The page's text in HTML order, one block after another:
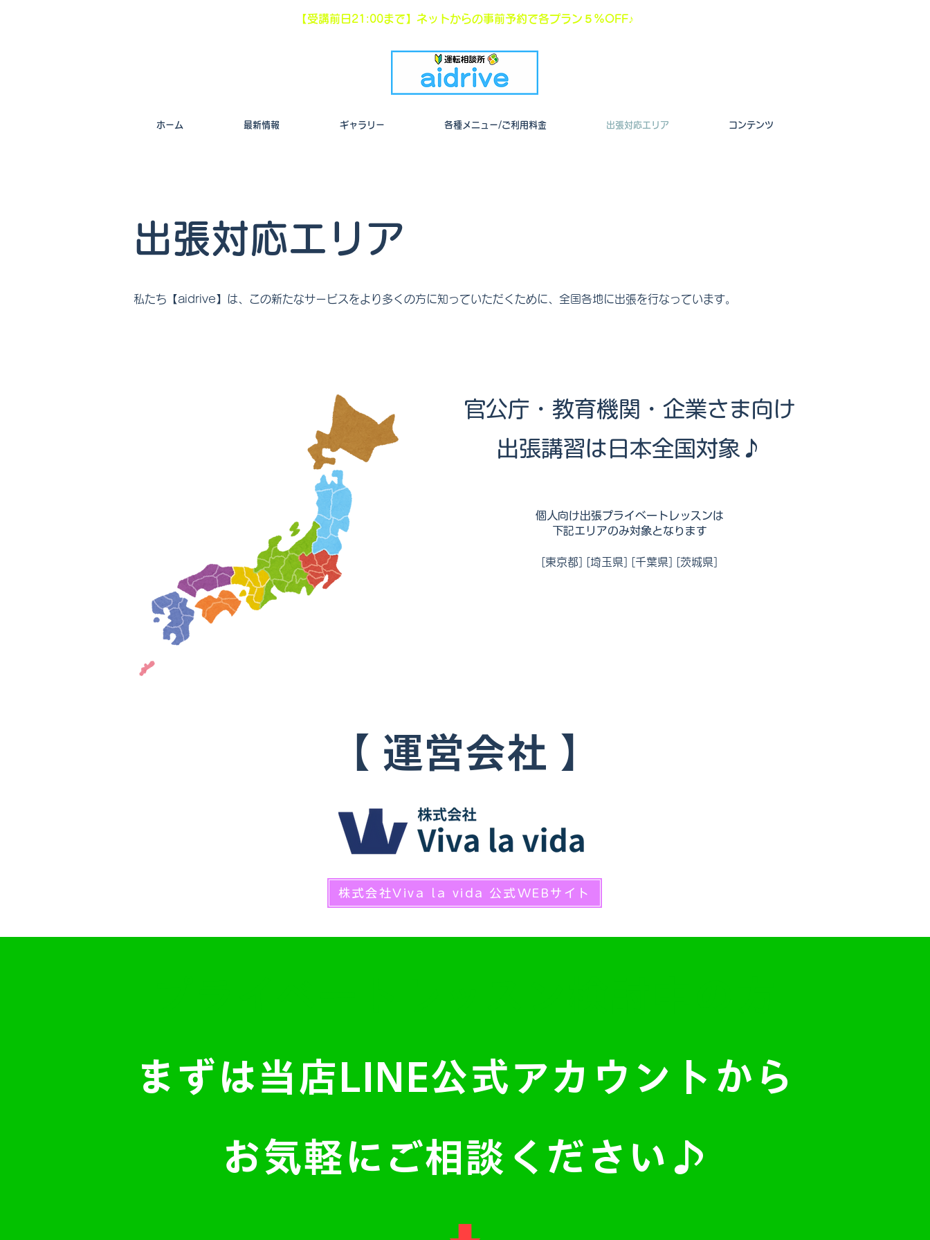
【受講前日21:00まで】ネットからの事前予約で各プラン５%OFF♪
ホーム 最新情報 ギャラリー 各種メニュー/ご利用料金 出張対応エリア コンテンツ
​出張対応エリア
私たち【aidrive】は、この新たなサービスをより多くの方に知っていただくために、全国各地に出張を行なっています。
官公庁・教育機関・企業さま向け
出張講習は日本全国対象♪​
個人向け出張プライベートレッスンは
下記エリアのみ対象となります
[東京都] [埼玉県] [千葉県] [茨城県]
【 ​運営会社 】
株式会社Viva la vida 公式WEBサイト
​まずは当店LINE公式アカウントから
お気軽にご相談ください♪